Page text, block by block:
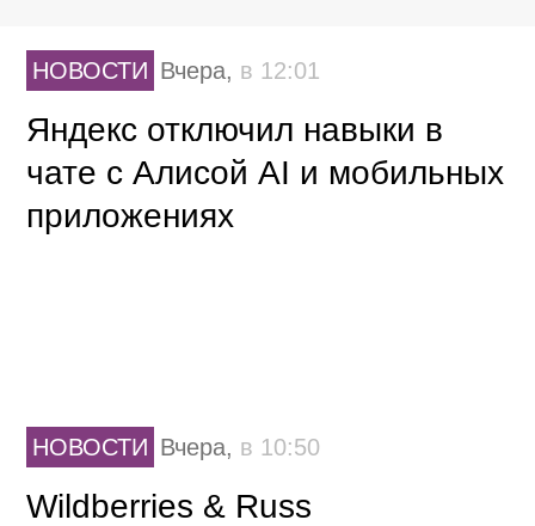
НОВОСТИ Вчера, в 12:01
Яндекс отключил навыки в
чате с Алисой AI и мобильных
приложениях
НОВОСТИ Вчера, в 10:50
Wildberries & Russ